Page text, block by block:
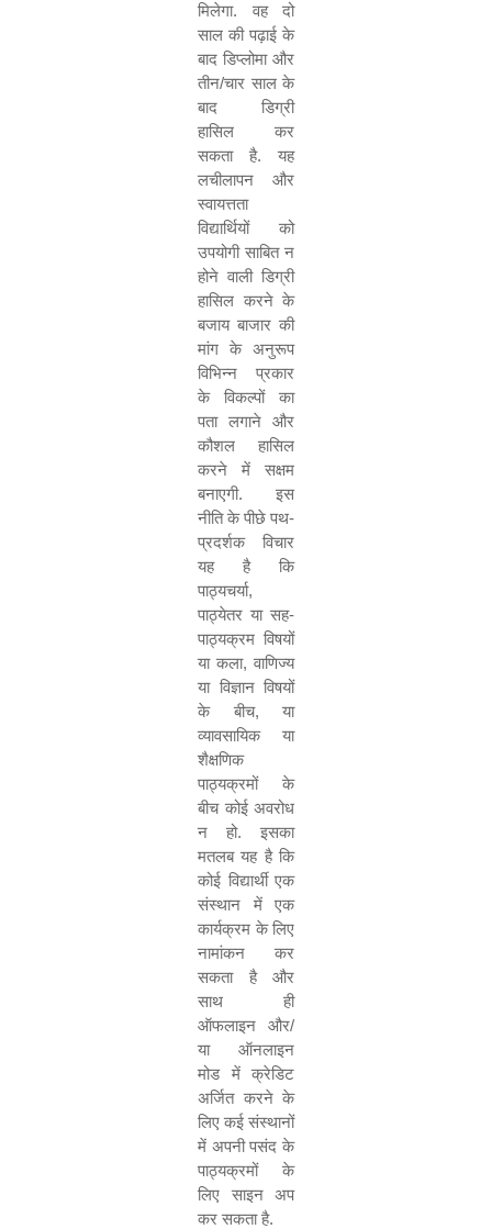
मिलेगा. वह दो
साल की पढ़ाई के
बाद डिप्लोमा और
तीन/चार साल के
बाद डिग्री
हासिल कर
सकता है. यह
लचीलापन और
स्वायत्तता
विद्यार्थियों को
उपयोगी साबित न
होने वाली डिग्री
हासिल करने के
बजाय बाजार की
मांग के अनुरूप
विभिन्न प्रकार
के विकल्पों का
पता लगाने और
कौशल हासिल
करने में सक्षम
बनाएगी. इस
नीति के पीछे पथ-
प्रदर्शक विचार
यह है कि
पाठ्यचर्या,
पाठ्येतर या सह-
पाठ्यक्रम विषयों
या कला, वाणिज्य
या विज्ञान विषयों
के बीच, या
व्यावसायिक या
शैक्षणिक
पाठ्यक्रमों के
बीच कोई अवरोध
न हो. इसका
मतलब यह है कि
कोई विद्यार्थी एक
संस्थान में एक
कार्यक्रम के लिए
नामांकन कर
सकता है और
साथ ही
ऑफलाइन और/
या ऑनलाइन
मोड में क्रेडिट
अर्जित करने के
लिए कई संस्थानों
में अपनी पसंद के
पाठ्यक्रमों के
लिए साइन अप
कर सकता है.